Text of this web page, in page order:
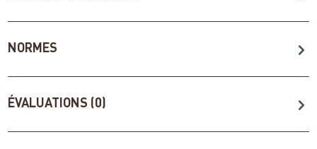
NORMES
ÉVALUATIONS (0)